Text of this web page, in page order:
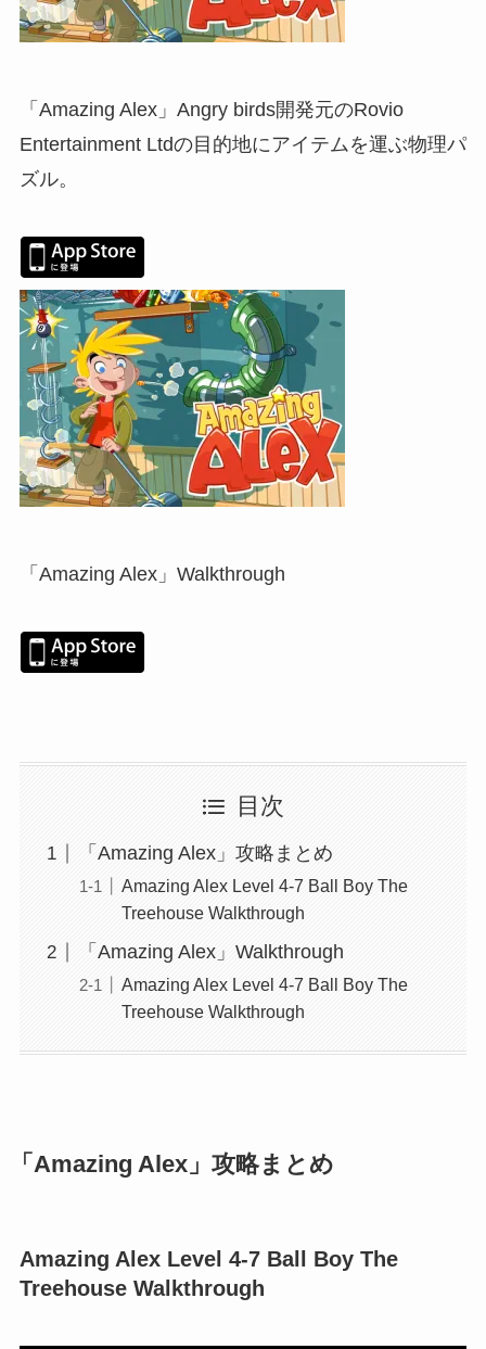
「Amazing Alex」Angry birds開発元のRovio
Entertainment Ltdの目的地にアイテムを運ぶ物理パ
ズル。
「Amazing Alex」Walkthrough
目次
「Amazing Alex」攻略まとめ
Amazing Alex Level 4-7 Ball Boy The
Treehouse Walkthrough
「Amazing Alex」Walkthrough
Amazing Alex Level 4-7 Ball Boy The
Treehouse Walkthrough
「Amazing Alex」攻略まとめ
Amazing Alex Level 4-7 Ball Boy The
Treehouse Walkthrough